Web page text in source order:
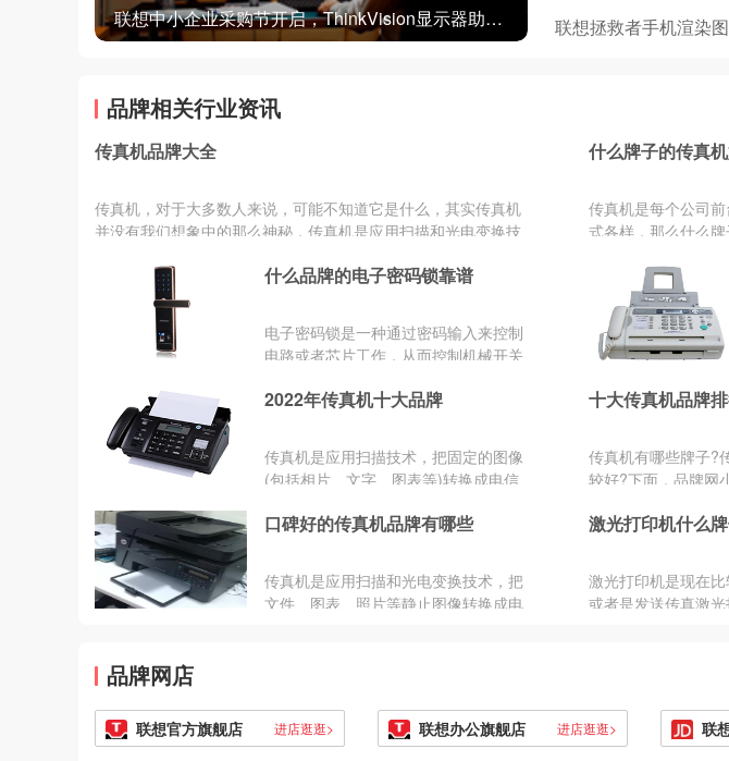
联想中小企业采购节开启，ThinkVision显示器助力企业破局转型
联想拯救者手机渲染
品牌相关行业资讯
传真机品牌大全
传真机，对于大多数人来说，可能不知道它是什么，其实传真机
并没有我们想象中的那么神秘，传真机是应用扫描和光电变换技
什么牌子的传真
传真机是每个公司
式各样，那么什么牌
什么品牌的电子密码锁靠谱
电子密码锁是一种通过密码输入来控制
电路或者芯片工作，从而控制机械开关
品。市场上的电子密码锁产品有很多，
好、质量好的品牌。选择品牌的好处就
是能给我们多一份保障，并且他们更加
品和服务。这里对电子密码锁品牌进行
了收集，为大家提供一些参考，电子密
MasterLock玛斯特锁、德施曼、
SmartDoorlock三星、凯迪仕
2022年传真机十大品牌
传真机是应用扫描技术，把固定的图像
(包括相片、文字、图表等)转换成电信
观、准确地再现真迹，并能传送不易用
军事通信中广泛应用。一台好的传真机
才能保证你传送的内容准确性。所以选
光电通等。
十大传真机品牌
传真机有哪些牌子?
较好?下面，品牌网
口碑好的传真机品牌有哪些
传真机是应用扫描和光电变换技术，把
文件、图表、照片等静止图像转换成电
激光打印机什么
激光打印机是现在
或者是发送传真激
品牌网店
联想官方旗舰店 进店逛逛> 联想办公旗舰店 进店逛逛> 联